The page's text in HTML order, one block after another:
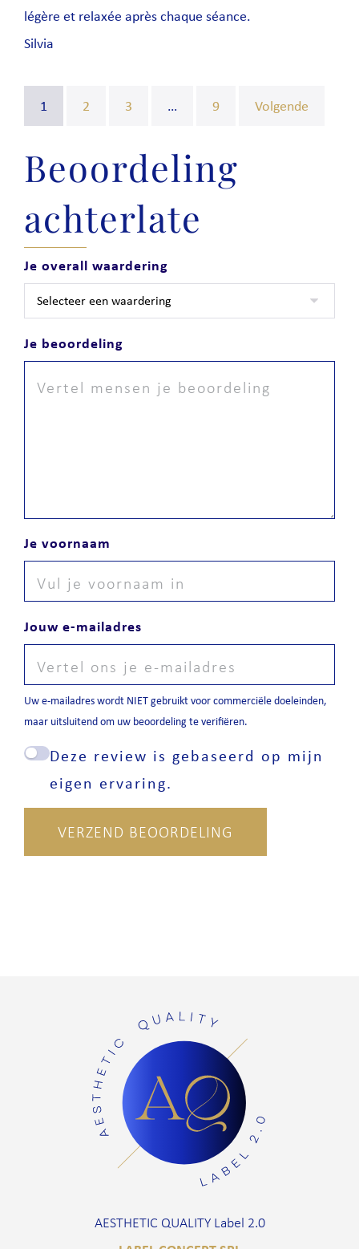
légère et relaxée après chaque séance.
Silvia
1 2 3 … 9 Volgende
Beoordeling
achterlate
Je overall waardering
Je beoordeling
Je voornaam
Jouw e-mailadres
Uw e-mailadres wordt NIET gebruikt voor commerciële doeleinden,
maar uitsluitend om uw beoordeling te verifiëren.
Deze review is gebaseerd op mijn
eigen ervaring.
VERZEND BEOORDELING
AESTHETIC QUALITY Label 2.0